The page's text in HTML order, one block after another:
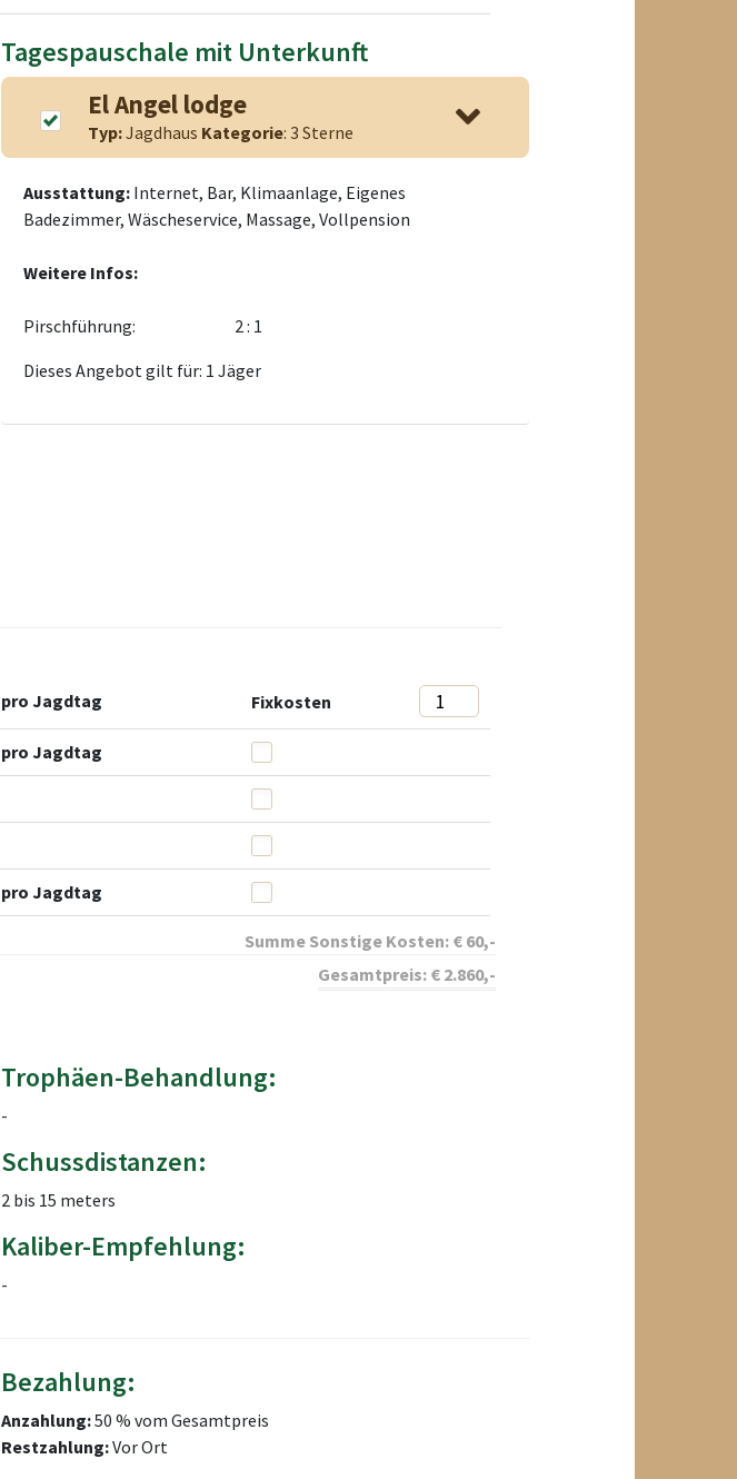
Tagespauschale mit Unterkunft
El Angel lodge
Typ:Jagdhaus Kategorie: 3 Sterne
Ausstattung: Internet, Bar, Klimaanlage, Eigenes
Badezimmer, Wäscheservice, Massage, Vollpension
Weitere Infos:
Pirschführung:
2 : 1
Dieses Angebot gilt für: 1 Jäger
pro Jagdtag Fixkosten
pro Jagdtag
pro Jagdtag
Summe Sonstige Kosten: € 60,-
Gesamtpreis: € 2.860,-
Trophäen-Behandlung:
-
Schussdistanzen:
2 bis 15 meters
Kaliber-Empfehlung:
-
Bezahlung:
Anzahlung:50 % vom Gesamtpreis
Restzahlung:Vor Ort